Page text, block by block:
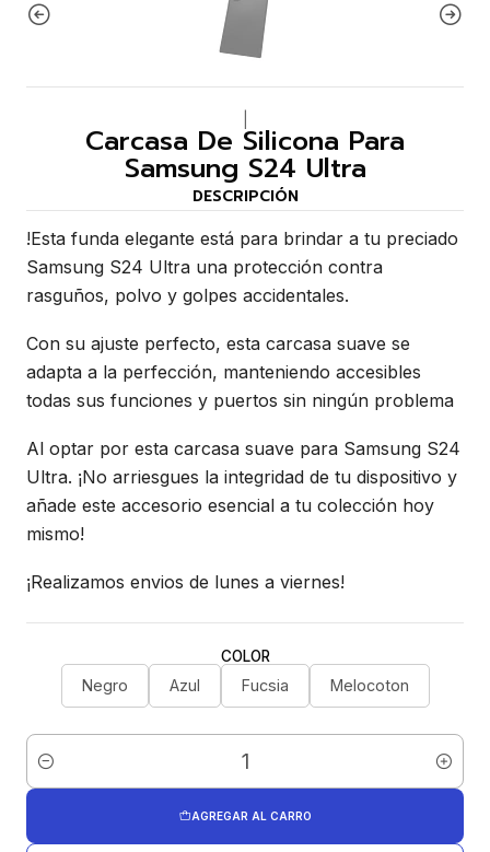
Carcasa De Silicona Para
Samsung S24 Ultra
DESCRIPCIÓN
!Esta funda elegante está para brindar a tu preciado
Samsung S24 Ultra una protección contra
rasguños, polvo y golpes accidentales.
Con su ajuste perfecto, esta carcasa suave se
adapta a la perfección, manteniendo accesibles
todas sus funciones y puertos sin ningún problema
Al optar por esta carcasa suave para Samsung S24
Ultra. ¡No arriesgues la integridad de tu dispositivo y
añade este accesorio esencial a tu colección hoy
mismo!
¡Realizamos envios de lunes a viernes!
COLOR
Negro Azul Fucsia Melocoton
Cantidad
AGREGAR AL CARRO